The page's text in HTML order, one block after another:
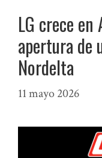
LG crece
apertura de
Nordelta
11 mayo 2026